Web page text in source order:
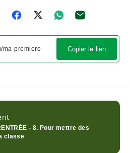
Copier le lien
- 8. Pour mettre des
classe